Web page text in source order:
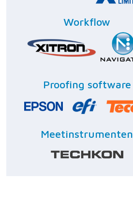
Workflow
Proofing software
Meetinstrumenten